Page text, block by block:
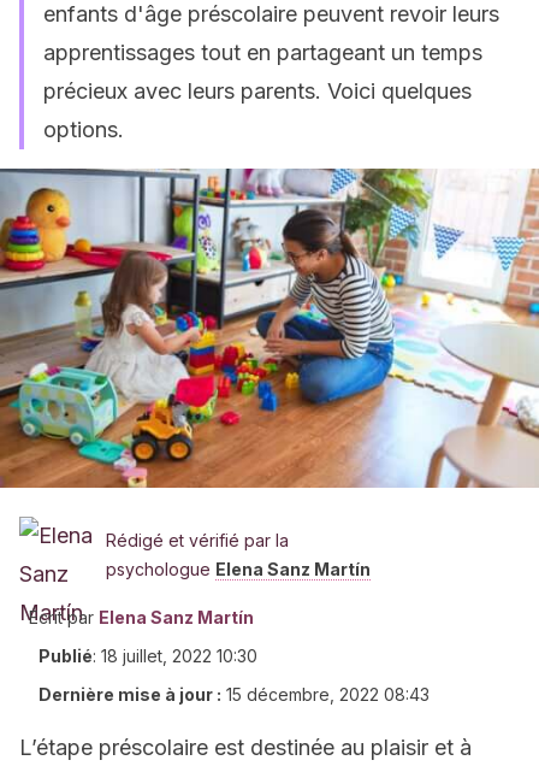
enfants d'âge préscolaire peuvent revoir leurs
apprentissages tout en partageant un temps
précieux avec leurs parents. Voici quelques
options.
Rédigé et vérifié par la
psychologue Elena Sanz Martín
Écrit par Elena Sanz Martín
Publié: 18 juillet, 2022 10:30
Dernière mise à jour : 15 décembre, 2022 08:43
L’étape préscolaire est destinée au plaisir et à